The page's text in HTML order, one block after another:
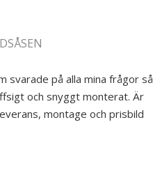
svarade på alla mina frågor så
och snyggt monterat. Är
montage och prisbild